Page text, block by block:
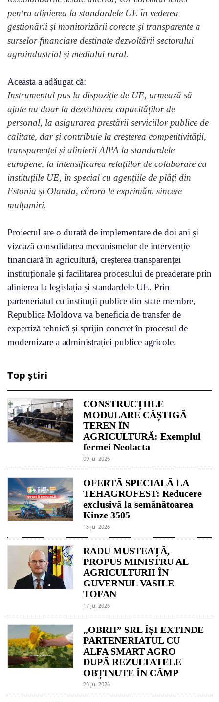
pentru alinierea la standardele UE în vederea
gestionării și monitorizării corecte și transparente a
surselor financiare destinate dezvoltării sectorului
agroindustrial și mediului rural.
Aceasta a adăugat că:
Instrumentul pus la dispoziție de UE, urmează să
ajute nu doar la dezvoltarea capacităților de
personal, la asigurarea prestării serviciilor publice de
calitate, dar și contribuie la creșterea competitivității,
transparenței și alinierii AIPA la standardele
europene, la intensificarea relațiilor de colaborare cu
instituțiile UE, în special cu agențiile de plăți din
Estonia și Olanda, cărora le exprimăm sincere
mulțumiri.
Proiectul are o durată de implementare de doi ani și
vizează consolidarea mecanismelor de intervenție
financiară în agricultură, creșterea transparenței
instituționale și facilitarea procesului de preaderare prin
alinierea la legislația și standardele UE. Prin
parteneriatul cu instituții publice din state membre,
Republica Moldova va beneficia de transfer de
expertiză tehnică și sprijin concret în procesul de
modernizare a administrației publice agricole.
Top știri
CONSTRUCȚIILE
MODULARE CÂȘTIGĂ
TEREN ÎN
AGRICULTURĂ: Exemplul
fermei Neolacta
09 jul 2026
OFERTĂ SPECIALĂ LA
TEHAGROFEST: Reducere
exclusivă la semănătoarea
Kinze 3505
15 jul 2026
RADU MUSTEAȚĂ,
PROPUS MINISTRU AL
AGRICULTURII ÎN
GUVERNUL VASILE
TOFAN
17 jul 2026
„OBRII” SRL ÎȘI EXTINDE
PARTENERIATUL CU
ALFA SMART AGRO
DUPĂ REZULTATELE
OBȚINUTE ÎN CÂMP
23 jul 2026